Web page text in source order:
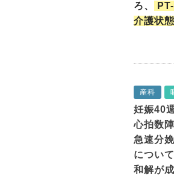
ろ、
介護状
産科
妊娠40
心拍数
急速分
について
和解が